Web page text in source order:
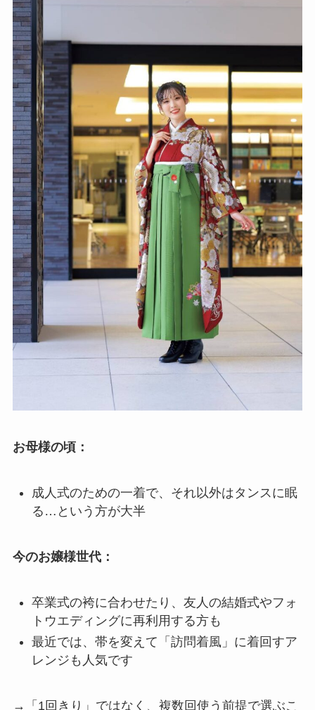
お母様の頃：
成人式のための一着で、それ以外はタンスに眠
る…という方が大半
今のお嬢様世代：
卒業式の袴に合わせたり、友人の結婚式やフォ
トウエディングに再利用する方も
最近では、帯を変えて「訪問着風」に着回すア
レンジも人気です
→「1回きり」ではなく、複数回使う前提で選ぶこ